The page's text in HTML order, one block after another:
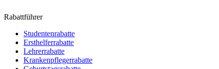
Rabattführer
Studentenrabatte
Ersthelferrabatte
Lehrerrabatte
Krankenpflegerrabatte